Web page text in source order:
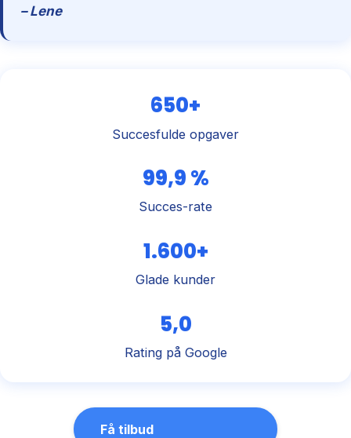
– Lene
650+
Succesfulde opgaver
99,9 %
Succes-rate
1.600+
Glade kunder
5,0
Rating på Google
Få tilbud